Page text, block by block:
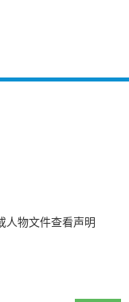
人物文件查看声明